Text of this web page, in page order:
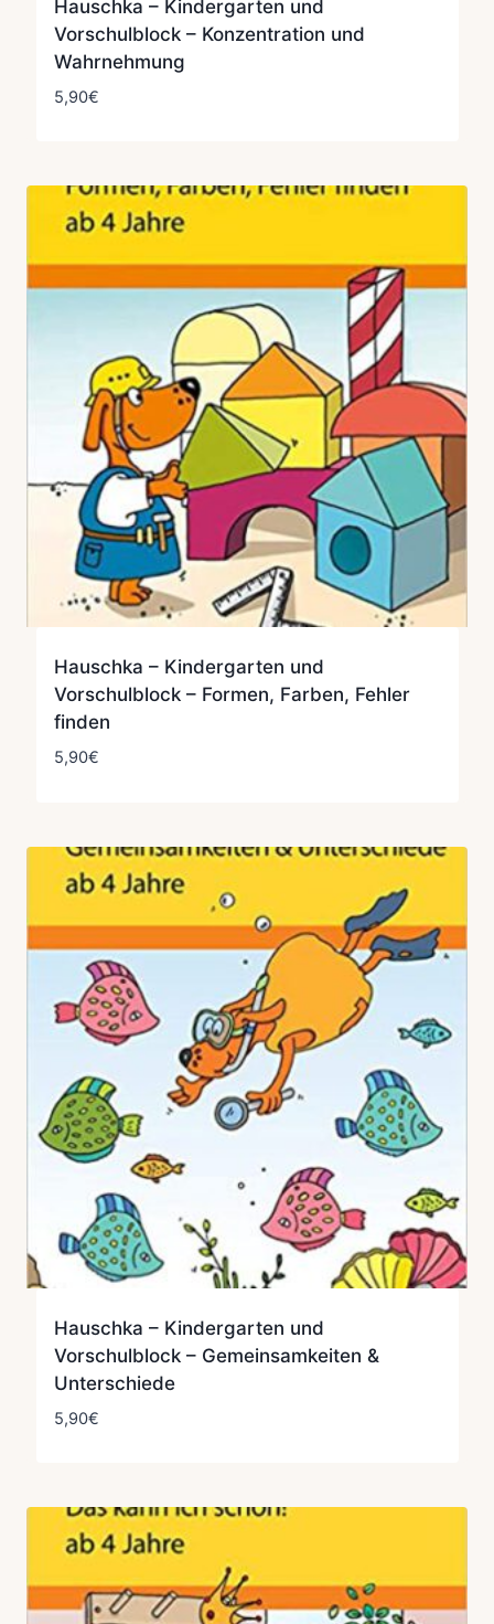
Hauschka – Kindergarten und
Vorschulblock – Konzentration und
Wahrnehmung
5,90€
Hauschka – Kindergarten und
Vorschulblock – Formen, Farben, Fehler
finden
5,90€
Hauschka – Kindergarten und
Vorschulblock – Gemeinsamkeiten &
Unterschiede
5,90€